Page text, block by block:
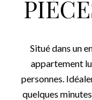
Situé dans un
appartement
personnes.
quelques